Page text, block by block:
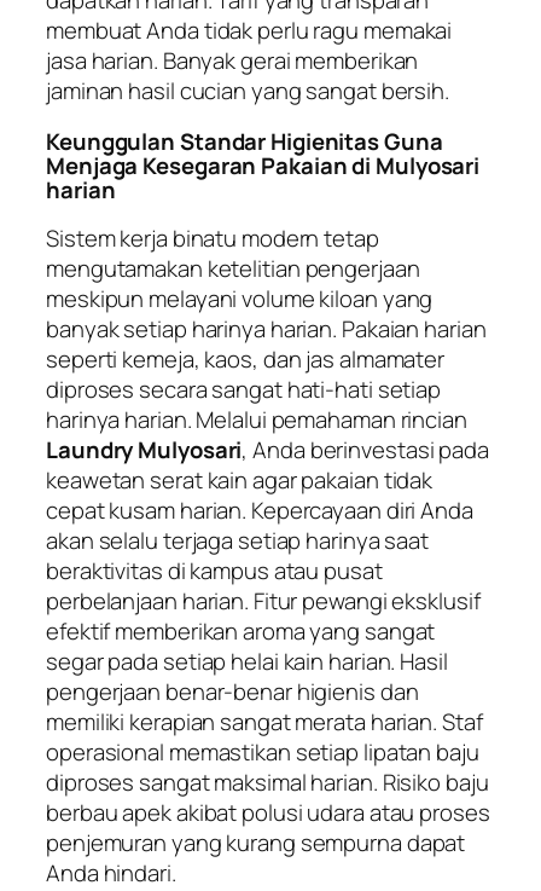
membuat Anda tidak perlu ragu memakai
jasa harian. Banyak gerai memberikan
jaminan hasil cucian yang sangat bersih.
Keunggulan Standar Higienitas Guna
Menjaga Kesegaran Pakaian di Mulyosari
harian
Sistem kerja binatu modern tetap
mengutamakan ketelitian pengerjaan
meskipun melayani volume kiloan yang
banyak setiap harinya harian. Pakaian harian
seperti kemeja, kaos, dan jas almamater
diproses secara sangat hati-hati setiap
harinya harian. Melalui pemahaman rincian
Laundry Mulyosari, Anda berinvestasi pada
keawetan serat kain agar pakaian tidak
cepat kusam harian. Kepercayaan diri Anda
akan selalu terjaga setiap harinya saat
beraktivitas di kampus atau pusat
perbelanjaan harian. Fitur pewangi eksklusif
efektif memberikan aroma yang sangat
segar pada setiap helai kain harian. Hasil
pengerjaan benar-benar higienis dan
memiliki kerapian sangat merata harian. Staf
operasional memastikan setiap lipatan baju
diproses sangat maksimal harian. Risiko baju
berbau apek akibat polusi udara atau proses
penjemuran yang kurang sempurna dapat
Anda hindari.